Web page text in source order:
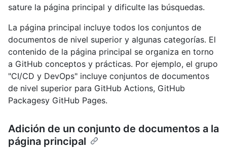
sature la página principal y dificulte las búsquedas.
La página principal incluye todos los conjuntos de
documentos de nivel superior y algunas categorías. El
contenido de la página principal se organiza en torno
a GitHub conceptos y prácticas. Por ejemplo, el grupo
"CI/CD y DevOps" incluye conjuntos de documentos
de nivel superior para GitHub Actions, GitHub
Packagesy GitHub Pages.
Adición de un conjunto de documentos a la
página principal